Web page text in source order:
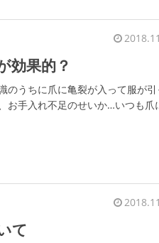
効果的？
のうちに爪に亀裂が入って服が引
お手入れ不足のせいか…いつも爪
て